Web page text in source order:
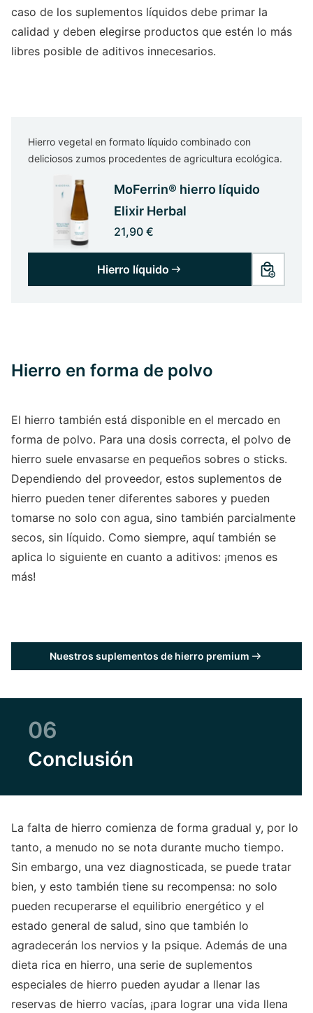
caso de los suplementos líquidos debe primar la
calidad y deben elegirse productos que estén lo más
libres posible de aditivos innecesarios.
Hierro vegetal en formato líquido combinado con
deliciosos zumos procedentes de agricultura ecológica.
MoFerrin® hierro líquido
Elixir Herbal
21,90 €
Hierro líquido
Hierro en forma de polvo
El hierro también está disponible en el mercado en
forma de polvo. Para una dosis correcta, el polvo de
hierro suele envasarse en pequeños sobres o sticks.
Dependiendo del proveedor, estos suplementos de
hierro pueden tener diferentes sabores y pueden
tomarse no solo con agua, sino también parcialmente
secos, sin líquido. Como siempre, aquí también se
aplica lo siguiente en cuanto a aditivos: ¡menos es
más!
Nuestros suplementos de hierro premium
06
Conclusión
La falta de hierro comienza de forma gradual y, por lo
tanto, a menudo no se nota durante mucho tiempo.
Sin embargo, una vez diagnosticada, se puede tratar
bien, y esto también tiene su recompensa: no solo
pueden recuperarse el equilibrio energético y el
estado general de salud, sino que también lo
agradecerán los nervios y la psique. Además de una
dieta rica en hierro, una serie de suplementos
especiales de hierro pueden ayudar a llenar las
reservas de hierro vacías, ¡para lograr una vida llena